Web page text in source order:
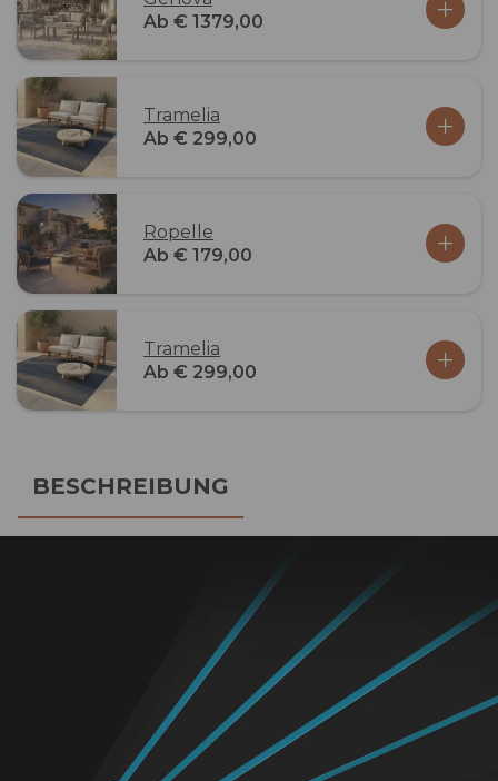
Ab € 1379,00
Tramelia
Ab € 299,00
Ropelle
Ab € 179,00
Tramelia
Ab € 299,00
BESCHREIBUNG